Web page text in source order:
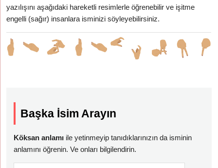
yazılışını aşağıdaki hareketli resimlerle öğrenebilir ve işitme
engelli (sağır) insanlara isminizi söyleyebilirsiniz.
Başka İsim Arayın
Köksan anlamı ile yetinmeyip tanıdıklarınızın da isminin
anlamını öğrenin. Ve onları bilgilendirin.